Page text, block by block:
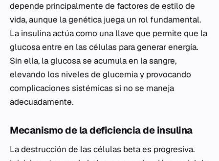
depende principalmente de factores de estilo de
vida, aunque la genética juega un rol fundamental.
La insulina actúa como una llave que permite que la
glucosa entre en las células para generar energía.
Sin ella, la glucosa se acumula en la sangre,
elevando los niveles de glucemia y provocando
complicaciones sistémicas si no se maneja
adecuadamente.
Mecanismo de la deficiencia de insulina
La destrucción de las células beta es progresiva.